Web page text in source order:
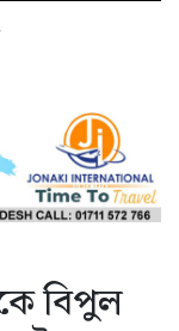
বিপুল